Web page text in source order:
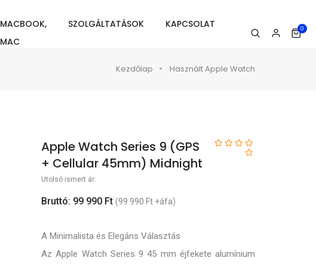
MACBOOK,
MAC
SZOLGÁLTATÁSOK KAPCSOLAT 0
Kezdőlap Használt Apple Watch
Apple Watch Series 9 (GPS
+ Cellular 45mm) Midnight
Utolsó ismert ár:
Bruttó: 99 990 Ft (99 990 Ft +áfa)
A Minimalista és Elegáns Választás
Az Apple Watch Series 9 45 mm éjfekete alumínium